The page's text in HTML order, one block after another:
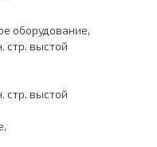
оборудование,
стр. выстой
стр. выстой
,